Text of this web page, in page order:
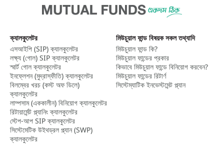
তারা আপনাকে উপযুক্ত তহবিল বেছে নিতে এবং প্রযুক্তিগত বিষয়গুলি ম্যানেজ করতে গাইড
করে। যাইহোক, এই বিকল্পটি ডিস্ট্রিবিউটরের সার্ভিসের জন্য খরচ যোগ করতে পারে।
মিউচ্যুয়াল ফান্ডে বিনিয়োগ বাজারগত ঝুঁকি সাপেক্ষ, সমস্ত স্কিম সংক্রান্ত নথি ভালো করে
পড়ে নেবেন।
ক্যালকুলেটর
এসআইপি (SIP) ক্যালকুলেটর​
লক্ষ্য (গোল) SIP ক্যালকুলেটর​
স্মার্ট গোল ক্যালকুলেটর​
ইনফ্লেশন (মুদ্রাস্ফীতি) ক্যালকুলেটর​
বিলম্বের খরচ (কস্ট অফ ডিলে)
ক্যালকুলেটর
লাম্পসাম (এককালীন) বিনিয়োগ ক্যালকুলেটর​
রিটায়ার্মেন্ট প্ল্যানিং ক্যালকুলেটর
স্টেপ-আপ SIP ক্যালকুলেটর​
সিস্টেমেটিক উইথড্রল প্ল্যান (SWP)
ক্যালকুলেটর​
মিউচুয়াল ফান্ড বিষয়ক সকল তথ্যাদি
মিউচুয়াল ফান্ড কি?
মিউচুয়াল ফান্ডের প্রকার
কিভাবে মিউচুয়াল ফান্ডে বিনিয়োগ করবেন?
মিউচুয়াল ফান্ডের রিটার্ণ
সিস্টেম্যাটিক ইনভেস্টমেন্ট প্ল্যান